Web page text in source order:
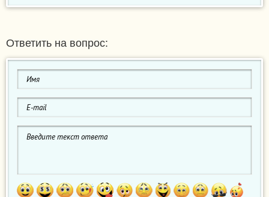
Ответить на вопрос: